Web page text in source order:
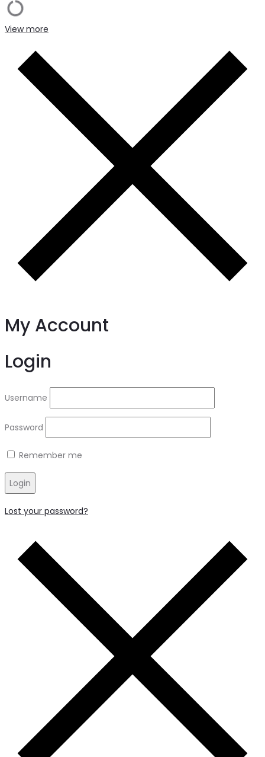
View more
My Account
Login
Username
Password
Remember me
Login
Lost your password?